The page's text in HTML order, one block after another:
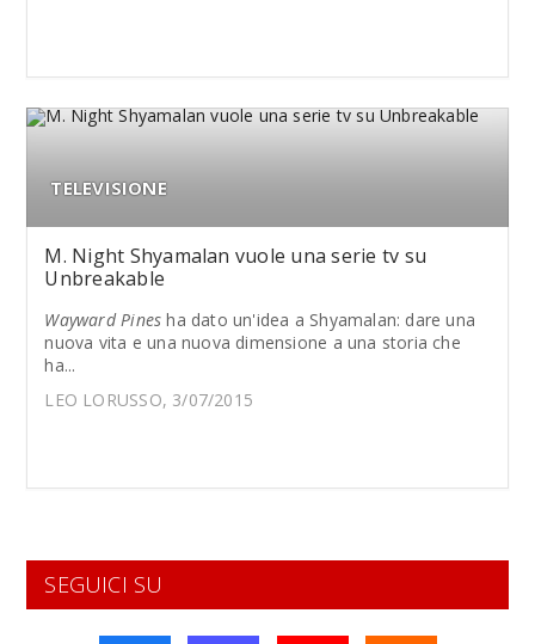
TELEVISIONE
M. Night Shyamalan vuole una serie tv su
Unbreakable
Wayward Pines ha dato un'idea a Shyamalan: dare una
nuova vita e una nuova dimensione a una storia che
ha...
LEO LORUSSO, 3/07/2015
SEGUICI SU